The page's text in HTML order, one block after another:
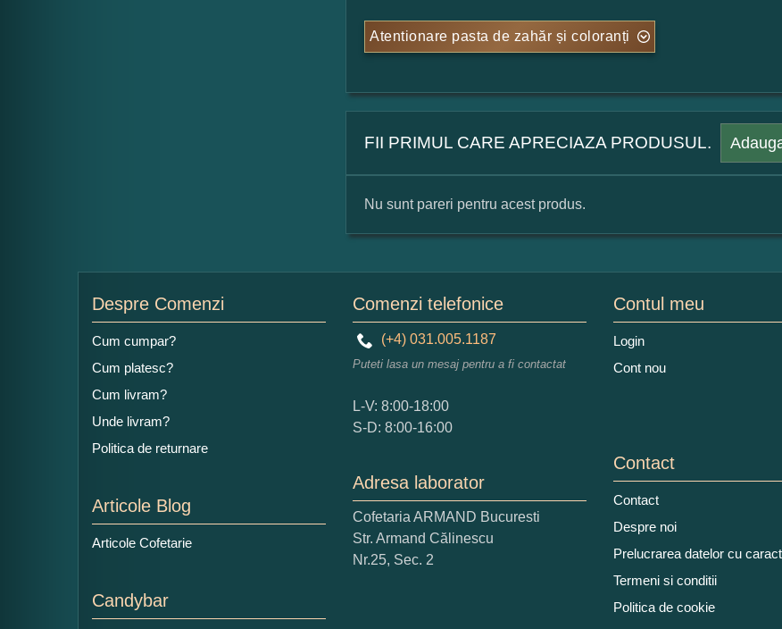
Atentionare pasta de zahăr și coloranți
FII PRIMUL CARE APRECIAZA PRODUSUL.
Numele dumneavoastra:
Adaugati o parere despre acest produs:
Ce nota acordati acestui produs?
1 2 3
Nu tocmai bun
Nu sunt pareri pentru acest produs.
Despre Comenzi
Cum cumpar?
Cum platesc?
Cum livram?
Unde livram?
Politica de returnare
Articole Blog
Articole Cofetarie
Candybar
Comenzi telefonice
(+4) 031.005.1187
Puteti lasa un mesaj pentru a fi contactat
L-V: 8:00-18:00
S-D: 8:00-16:00
Adresa laborator
Cofetaria ARMAND Bucuresti
Str. Armand Călinescu
Nr.25, Sec. 2
Contul meu
Login
Cont nou
Contact
Contact
Despre noi
Prelucrarea datelor cu
Termeni si conditii
Politica de cookie